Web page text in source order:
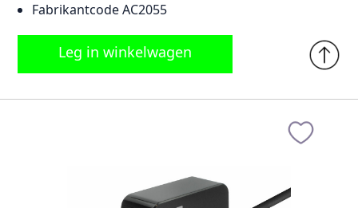
Fabrikantcode AC2055
Leg in winkelwagen